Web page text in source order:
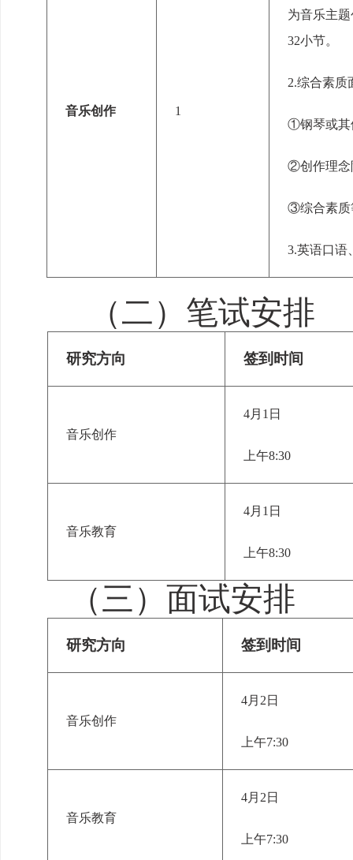
音乐创作 1
为音乐主
32小节。
2.综合素质
①钢琴或
②创作理念
③综合素
3.英语口语
（二）笔试安排
研究方向 签到时间
音乐创作
4月1日
上午8:30
音乐教育
4月1日
上午8:30
（三）面试安排
研究方向 签到时间
音乐创作
4月2日
上午7:30
音乐教育
4月2日
上午7:30